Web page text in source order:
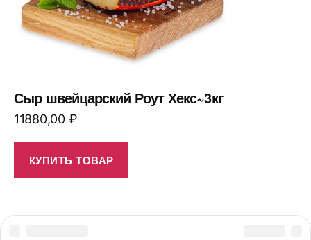
Сыр швейцарский Роут Хекс~3кг
11880,00 ₽
КУПИТЬ ТОВАР